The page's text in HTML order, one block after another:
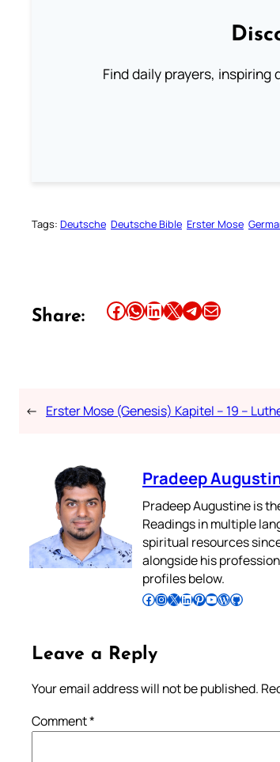
Find daily prayers,
Tags: Deutsche Deutsche Bible Erster Mose
Share: Share this article on Facebook Share this article on WhatsApp Share this article on LinkedIn Share this article on X Share this article on TelegramEmail this Article
← Erster Mose (Genesis) Kapitel – 19 –
Pradeep
Pradeep Augustine is
Readings in multiple
spiritual resources
alongside his
profiles below.
Follow Pradeep on Facebook Follow Pradeep on InstagramFollow Pradeep on X Follow Pradeep on LinkedIn Follow Pradeep on Pinterest Subscribe to Pradeep’s Youtube Channel Follow Pradeep on WordPress Follow Pradeep on GitHub
Leave a Reply
Your email address will not be published.
Comment*